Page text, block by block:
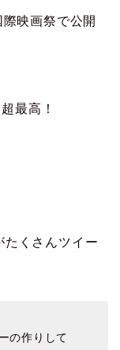
映画祭で公開
最高！
たくさんツイー
の作りして